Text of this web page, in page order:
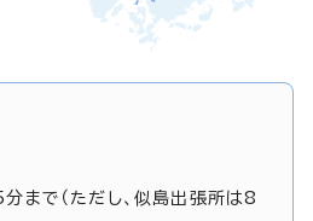
で（ただし、似島出張所は8